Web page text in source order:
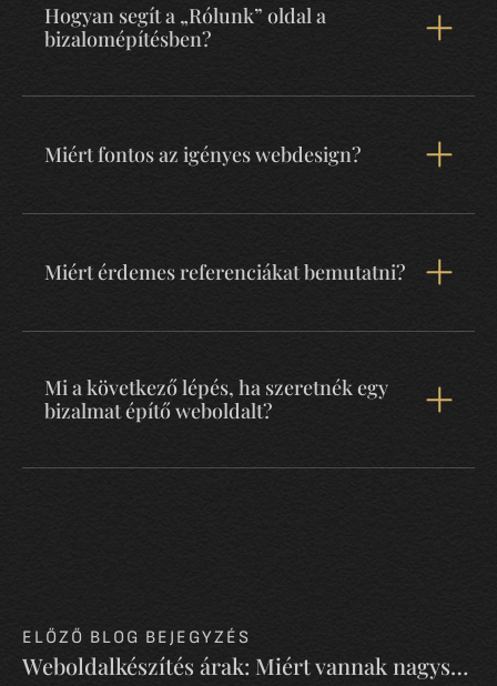
Hogyan segít a „Rólunk” oldal a
bizalomépítésben?
Miért fontos az igényes webdesign?
Miért érdemes referenciákat bemutatni?
Mi a következő lépés, ha szeretnék egy
bizalmat építő weboldalt?
ELŐZŐ BLOG BEJEGYZÉS
Weboldalkészítés árak: Miért vannak nagyságrendi eltérések az árakban?